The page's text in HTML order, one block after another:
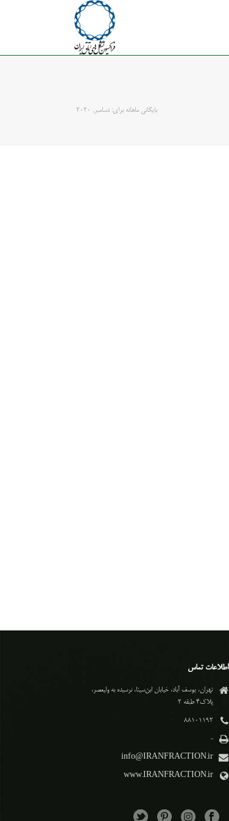
بایگانی ماهانه برای: دسامبر, 2020
اطلاعات تماس
تهران، یوسف آباد، خیابان ابن‌سینا، نرسیده به ولیعصر،
پلاک۴ طبقه ۲
۸۸۱۰۱۱۹۲
-
info@IRANFRACTION.ir
www.IRANFRACTION.ir